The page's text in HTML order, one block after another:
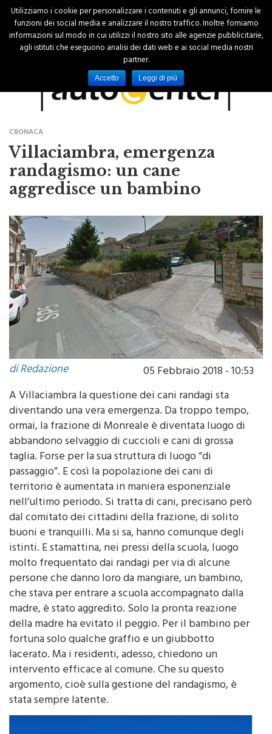
CRONACA
Villaciambra, emergenza
randagismo: un cane
di Redazione
05 Febbraio 2018 - 10:53
A Villaciambra la questione dei cani randagi sta
diventando una vera emergenza. Da troppo tempo,
ormai, la frazione di Monreale è diventata luogo di
abbandono selvaggio di cuccioli e cani di grossa
taglia. Forse per la sua struttura di luogo “di
passaggio”. E così la popolazione dei cani di
territorio è aumentata in maniera esponenziale
nell’ultimo periodo. Si tratta di cani, precisano però
dal comitato dei cittadini della frazione, di solito
buoni e tranquilli. Ma si sa, hanno comunque degli
istinti. E stamattina, nei pressi della scuola, luogo
molto frequentato dai randagi per via di alcune
persone che danno loro da mangiare, un bambino,
che stava per entrare a scuola accompagnato dalla
madre, è stato aggredito. Solo la pronta reazione
della madre ha evitato il peggio. Per il bambino per
fortuna solo qualche graffio e un giubbotto
lacerato. Ma i residenti, adesso, chiedono un
intervento efficace al comune. Che su questo
argomento, cioè sulla gestione del randagismo, è
stata sempre latente.
Utilizziamo i cookie per personalizzare i contenuti e gli annunci, fornire le
funzioni dei social media e analizzare il nostro traffico. Inoltre forniamo
informazioni sul modo in cui utilizzi il nostro sito alle agenzie pubblicitarie,
agli istituti che eseguono analisi dei dati web e ai social media nostri
partner.
Accetto Leggi di più